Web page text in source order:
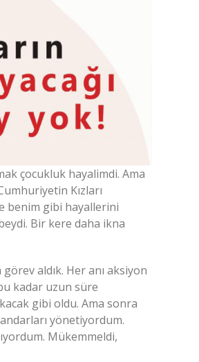
çocukluk hayalimdi. Ama
Kızları
benim gibi hayallerini
Bir kere daha ikna
aldık. Her anı aksiyon
kadar uzun süre
gibi oldu. Ama sonra
yönetiyordum.
Mükemmeldi,